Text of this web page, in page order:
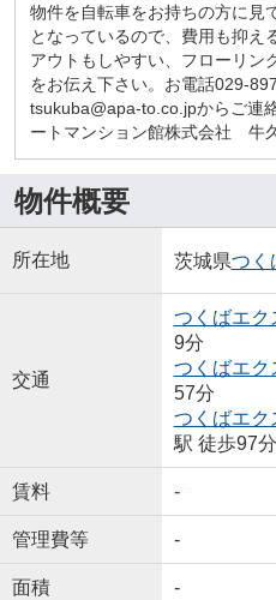
物件を自転車をお持ちの方に見
となっているので、費用も抑え
アウトもしやすい、フローリン
をお伝え下さい。お電話029-
tsukuba@apa-to.co.jpからご連
ートマンション館株式会社 牛
物件概要
所在地 茨城県つく
交通
つくばエク
9分
つくばエク
57分
つくばエク
駅 徒歩97分
賃料 -
管理費等 -
面積 -